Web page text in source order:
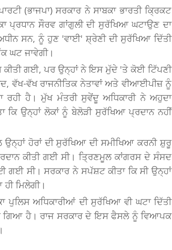
(ਭਾਜਪਾ) ਸਰਕਾਰ ਨੇ ਸਾਬਕਾ ਭਾਰਤੀ ਕ੍ਰਿਕਟ
ਪ੍ਰਧਾਨ ਸੌਰਵ ਗਾਂਗੁਲੀ ਦੀ ਸੁਰੱਖਿਆ ਘਟਾਉਣ ਦਾ
ਸਨ, ਨੂੰ ਹੁਣ 'ਵਾਈ' ਸ਼੍ਰੇਣੀ ਦੀ ਸੁਰੱਖਿਆ ਦਿੱਤੀ
ਘਟ ਜਾਵੇਗੀ।
ਕੀਤੀ ਗਈ, ਪਰ ਉਨ੍ਹਾਂ ਨੇ ਇਸ ਮੁੱਦੇ 'ਤੇ ਕੋਈ ਟਿੱਪਣੀ
ਵੱਖ-ਵੱਖ ਰਾਜਨੀਤਿਕ ਨੇਤਾਵਾਂ ਅਤੇ ਵੀਆਈਪੀਜ਼ ਨੂੰ
ਰਹੀ ਹੈ। ਮੁੱਖ ਮੰਤਰੀ ਸੁਵੇਂਦੂ ਅਧਿਕਾਰੀ ਨੇ ਅਹੁਦਾ
ਕਿ ਉਨ੍ਹਾਂ ਲੋਕਾਂ ਨੂੰ ਬੇਲੋੜੀ ਸੁਰੱਖਿਆ ਪ੍ਰਦਾਨ ਨਹੀਂ
ਉਨ੍ਹਾਂ ਹੋਰਾਂ ਦੀ ਸੁਰੱਖਿਆ ਦੀ ਸਮੀਖਿਆ ਕਰਨੀ ਸ਼ੁਰੂ
ਕੀਤੀ ਗਈ ਸੀ। ਤ੍ਰਿਣਮੂਲ ਕਾਂਗਰਸ ਦੇ ਸੰਸਦ
ਗਈ ਸੀ। ਸਰਕਾਰ ਨੇ ਸਪੱਸ਼ਟ ਕੀਤਾ ਕਿ ਸੀ ਉਨ੍ਹਾਂ
ਮਿਲੇਗੀ।
ਅਧਿਕਾਰੀਆਂ ਦੀ ਸੁਰੱਖਿਆ ਵੀ ਘਟਾ ਦਿੱਤੀ
ਗਿਆ ਹੈ। ਰਾਜ ਸਰਕਾਰ ਦੇ ਇਸ ਫੈਸਲੇ ਨੂੰ ਵਿਆਪਕ